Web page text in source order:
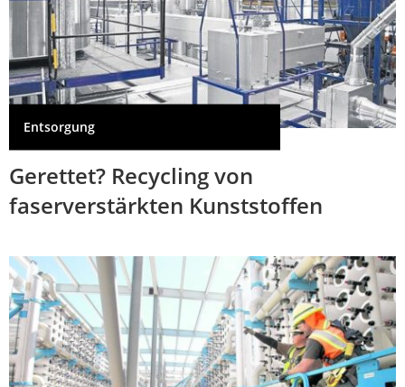
Entsorgung
Gerettet? Recycling von
faserverstärkten Kunststoffen